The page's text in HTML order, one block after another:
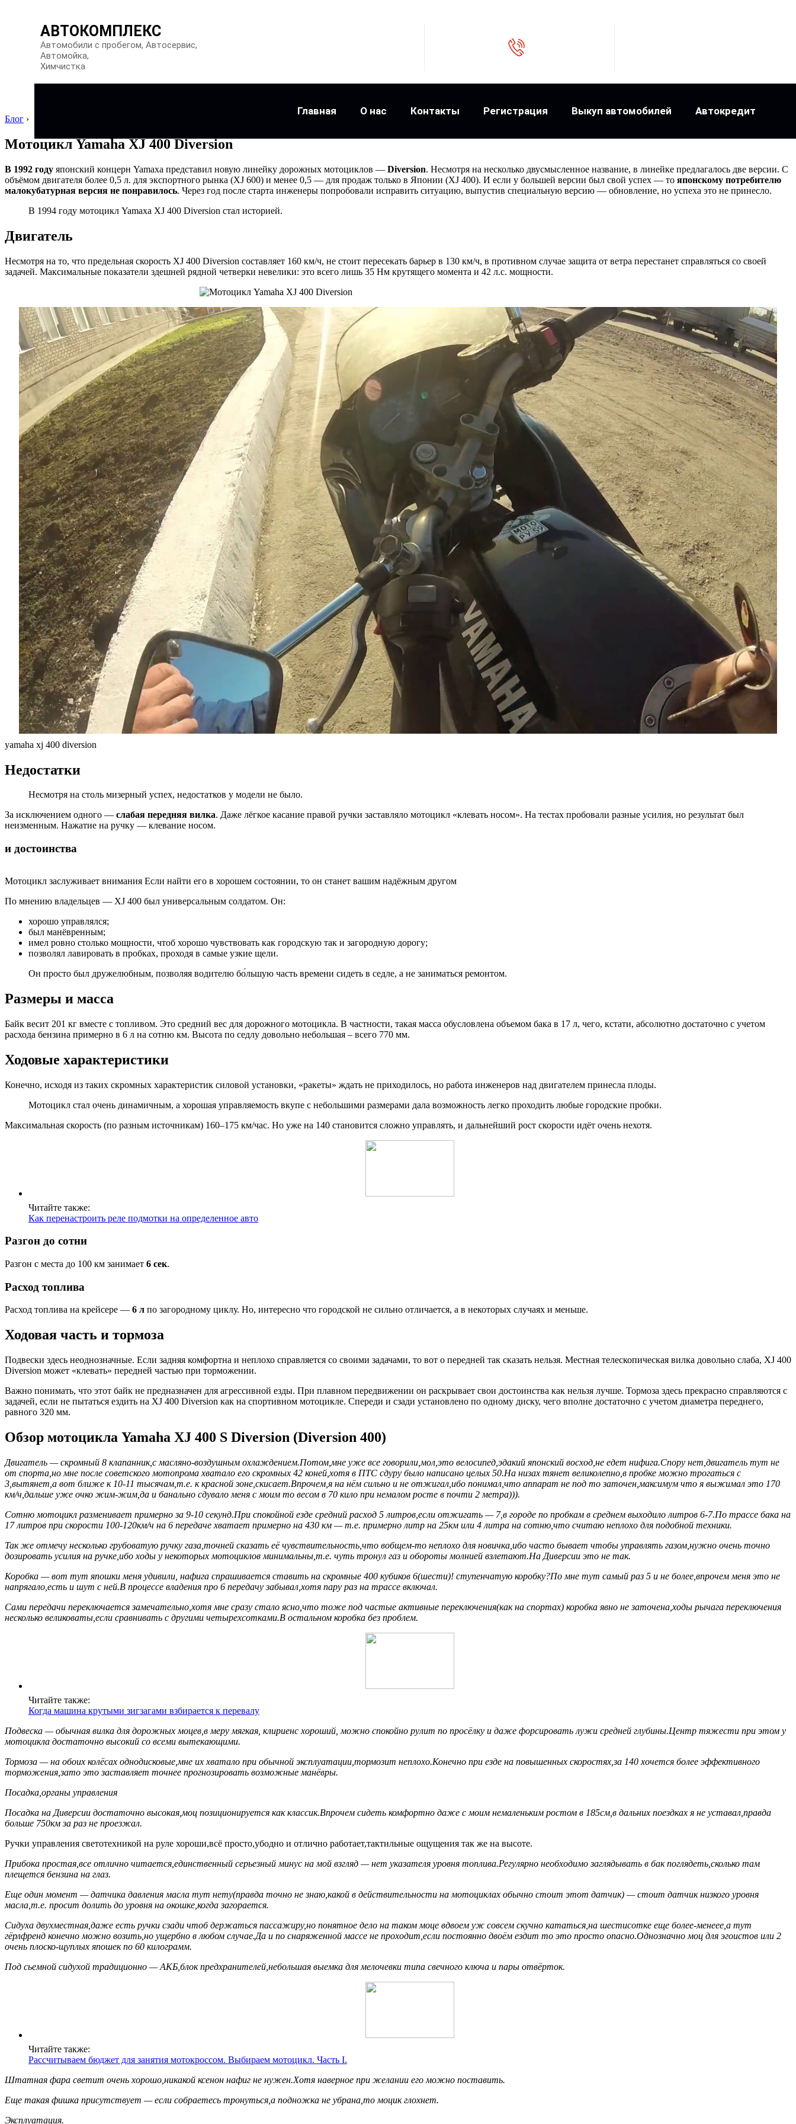
АВТОКОМПЛЕКС
Автомобили с пробегом, Автосервис,
Автомойка,
Химчистка
Главная О нас Контакты Регистрация Выкуп автомобилей Автокредит
Блог ›
Мотоцикл Yamaha XJ 400 Diversion
В 1992 году японский концерн Yamaxa представил новую линейку дорожных мотоциклов — Diversion. Несмотря на несколько двусмысленное название, в линейке предлагалось две версии. С
объёмом двигателя более 0,5 л. для экспортного рынка (XJ 600) и менее 0,5 — для продаж только в Японии (XJ 400). И если у большей версии был свой успех — то японскому потребителю
малокубатурная версия не понравилось. Через год после старта инженеры попробовали исправить ситуацию, выпустив специальную версию — обновление, но успеха это не принесло.
В 1994 году мотоцикл Yamaxa XJ 400 Diversion стал историей.
Двигатель
Несмотря на то, что предельная скорость XJ 400 Diversion составляет 160 км/ч, не стоит пересекать барьер в 130 км/ч, в противном случае защита от ветра перестанет справляться со своей
задачей. Максимальные показатели здешней рядной четверки невелики: это всего лишь 35 Нм крутящего момента и 42 л.с. мощности.
yamaha xj 400 diversion
Недостатки
Несмотря на столь мизерный успех, недостатков у модели не было.
За исключением одного — слабая передняя вилка. Даже лёгкое касание правой ручки заставляло мотоцикл «клевать носом». На тестах пробовали разные усилия, но результат был
неизменным. Нажатие на ручку — клевание носом.
и достоинства
Мотоцикл заслуживает внимания Если найти его в хорошем состоянии, то он станет вашим надёжным другом
По мнению владельцев — XJ 400 был универсальным солдатом. Он:
хорошо управлялся;
был манёвренным;
имел ровно столько мощности, чтоб хорошо чувствовать как городскую так и загородную дорогу;
позволял лавировать в пробках, проходя в самые узкие щели.
Он просто был дружелюбным, позволяя водителю бо́льшую часть времени сидеть в седле, а не заниматься ремонтом.
Размеры и масса
Байк весит 201 кг вместе с топливом. Это средний вес для дорожного мотоцикла. В частности, такая масса обусловлена объемом бака в 17 л, чего, кстати, абсолютно достаточно с учетом
расхода бензина примерно в 6 л на сотню км. Высота по седлу довольно небольшая – всего 770 мм.
Ходовые характеристики
Конечно, исходя из таких скромных характеристик силовой установки, «ракеты» ждать не приходилось, но работа инженеров над двигателем принесла плоды.
Мотоцикл стал очень динамичным, а хорошая управляемость вкупе с небольшими размерами дала возможность легко проходить любые городские пробки.
Максимальная скорость (по разным источникам) 160–175 км/час. Но уже на 140 становится сложно управлять, и дальнейший рост скорости идёт очень нехотя.
Читайте также:
Как перенастроить реле подмотки на определенное авто
Разгон до сотни
Разгон с места до 100 км занимает 6 сек.
Расход топлива
Расход топлива на крейсере — 6 л по загородному циклу. Но, интересно что городской не сильно отличается, а в некоторых случаях и меньше.
Ходовая часть и тормоза
Подвески здесь неоднозначные. Если задняя комфортна и неплохо справляется со своими задачами, то вот о передней так сказать нельзя. Местная телескопическая вилка довольно слаба, XJ 400
Diversion может «клевать» передней частью при торможении.
Важно понимать, что этот байк не предназначен для агрессивной езды. При плавном передвижении он раскрывает свои достоинства как нельзя лучше. Тормоза здесь прекрасно справляются с
задачей, если не пытаться ездить на XJ 400 Diversion как на спортивном мотоцикле. Спереди и сзади установлено по одному диску, чего вполне достаточно с учетом диаметра переднего,
равного 320 мм.
Обзор мотоцикла Yamaha XJ 400 S Diversion (Diversion 400)
Двигатель — скромный 8 клапанник,с масляно-воздушным охлаждением.Потом,мне уже все говорили,мол,это велосипед,эдакий японский восход,не едет нифига.Спору нет,двигатель тут не
от спорта,но мне после советского мотопрома хватало его скромных 42 коней,хотя в ПТС сдуру было написано целых 50.На низах тянет великолепно,в пробке можно трогаться с
3,вытянет,а вот ближе к 10-11 тысячам,т.е. к красной зоне,скисает.Впрочем,я на нём сильно и не отжигал,ибо понимал,что аппарат не под то заточен,максимум что я выжимал это 170
км/ч,дальше уже очко жим-жим,да и банально сдувало меня с моим то весом в 70 кило при немалом росте в почти 2 метра))).
Сотню мотоцикл разменивает примерно за 9-10 секунд.При спокойной езде средний расход 5 литров,если отжигать — 7,в городе по пробкам в среднем выходило литров 6-7.По трассе бака на
17 литров при скорости 100-120км/ч на 6 передаче хватает примерно на 430 км — т.е. примерно литр на 25км или 4 литра на сотню,что считаю неплохо для подобной техники.
Так же отмечу несколько грубоватую ручку газа,точней сказать её чувствительность,что вобщем-то неплохо для новичка,ибо часто бывает чтобы управлять газом,нужно очень точно
дозировать усилия на ручке,ибо ходы у некоторых мотоциклов минимальны,т.е. чуть тронул газ и обороты молнией взлетают.На Диверсии это не так.
Коробка — вот тут япошки меня удивили, нафига спрашивается ставить на скромные 400 кубиков 6(шести)! ступенчатую коробку?По мне тут самый раз 5 и не более,впрочем меня это не
напрягало,есть и шут с ней.В процессе владения про 6 передачу забывал,хотя пару раз на трассе включал.
Сами передачи переключается замечательно,хотя мне сразу стало ясно,что тоже под частые активные переключения(как на спортах) коробка явно не заточена,ходы рычага переключения
несколько великоваты,если сравнивать с другими четырехсотками.В остальном коробка без проблем.
Читайте также:
Когда машина крутыми зигзагами взбирается к перевалу
Подвеска — обычная вилка для дорожных моцев,в меру мягкая, клириенс хороший, можно спокойно рулит по просёлку и даже форсировать лужи средней глубины.Центр тяжести при этом у
мотоцикла достаточно высокий со всеми вытекающими.
Тормоза — на обоих колёсах однодисковые,мне их хватало при обычной эксплуатации,тормозит неплохо.Конечно при езде на повышенных скоростях,за 140 хочется более эффективного
торможения,зато это заставляет точнее прогнозировать возможные манёвры.
Посадка,органы управления
Посадка на Диверсии достаточно высокая,моц позиционируется как классик.Впрочем сидеть комфортно даже с моим немаленьким ростом в 185см,в дальних поездках я не уставал,правда
больше 750км за раз не проезжал.
Ручки управления светотехникой на руле хороши,всё просто,убодно и отлично работает,тактильные ощущения так же на высоте.
Прибока простая,все отлично читается,единственный серьезный минус на мой взгляд — нет указателя уровня топлива.Регулярно необходимо заглядывать в бак поглядеть,сколько там
плещется бензина на глаз.
Еще один момент — датчика давления масла тут нету(правда точно не знаю,какой в действительности на мотоциклах обычно стоит этот датчик) — стоит датчик низкого уровня
масла,т.е. просит долить до уровня на окошке,когда загорается.
Сидуха двухместная,даже есть ручки сзади чтоб держаться пассажиру,но понятное дело на таком моце вдвоем уж совсем скучно кататься,на шестисотке еще более-менеее,а тут
гёрлфренд конечно можно возить,но ущербно в любом случае.Да и по снаряженной массе не проходит,если постоянно двоём ездит то это просто опасно.Однозначно моц для эгоистов или 2
очень плоско-щуплых япошек по 60 килограмм.
Под сьемной сидухой традиционно — АКБ,блок предхранителей,небольшая выемка для мелочевки типа свечного ключа и пары отвёрток.
Читайте также:
Рассчитываем бюджет для занятия мотокроссом. Выбираем мотоцикл. Часть I.
Штатная фара светит очень хорошо,никакой ксенон нафиг не нужен.Хотя наверное при желании его можно поставить.
Еще такая фишка присутствует — если собраетесь тронуться,а подножка не убрана,то моцик глохнет.
Эксплуатация.